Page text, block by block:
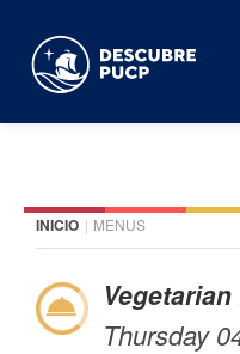
Places
Featured events
Menu Programming
INICIO | MENUS
Thursday